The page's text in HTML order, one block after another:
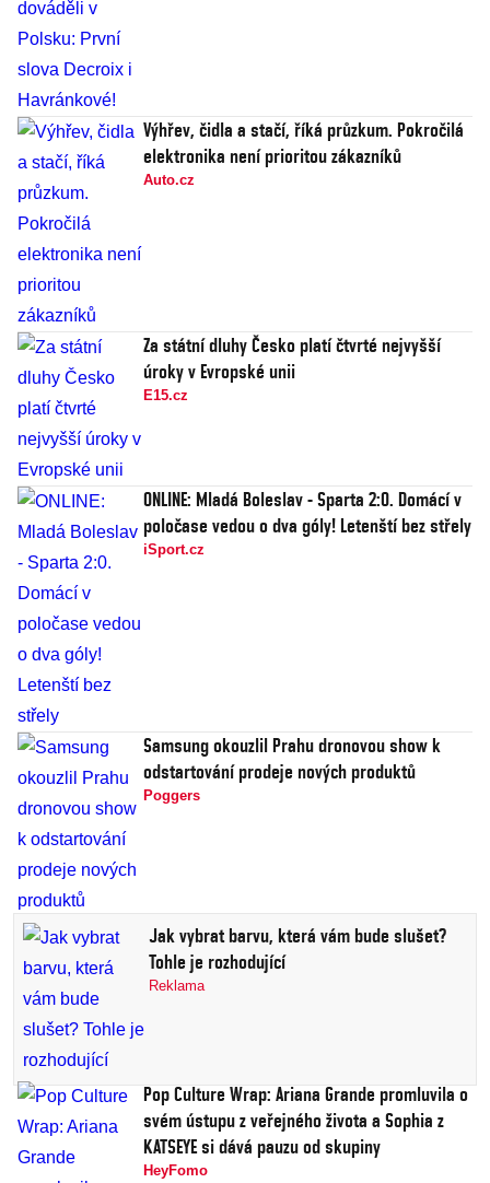
Výhřev, čidla a stačí, říká průzkum. Pokročilá
elektronika není prioritou zákazníků
Auto.cz
Za státní dluhy Česko platí čtvrté nejvyšší
úroky v Evropské unii
E15.cz
ONLINE: Mladá Boleslav - Sparta 2:0. Domácí v
poločase vedou o dva góly! Letenští bez střely
iSport.cz
Samsung okouzlil Prahu dronovou show k
odstartování prodeje nových produktů
Poggers
Jak vybrat barvu, která vám bude slušet?
Tohle je rozhodující
Reklama
Pop Culture Wrap: Ariana Grande promluvila o
svém ústupu z veřejného života a Sophia z
KATSEYE si dává pauzu od skupiny
HeyFomo